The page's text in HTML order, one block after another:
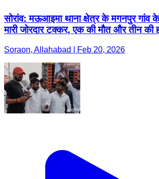
सोरांव: मऊआइमा थाना क्षेत्र के मगनपुर गांव के
मारी जोरदार टक्कर, एक की मौत और तीन की
Soraon, Allahabad | Feb 20, 2026